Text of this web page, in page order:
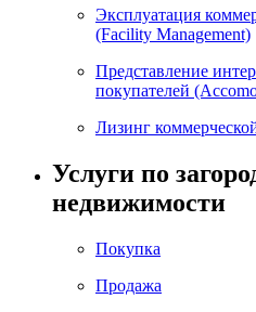
Эксплуатация
(Facility Management)
Представление
покупателей
Лизинг
Услуги по
недвижимости
Покупка
Продажа